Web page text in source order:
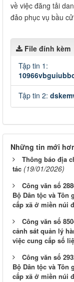
về việc đăng tải
đảo phục vụ bầu
File đính kèm
Tập tin 1:
Tập tin 2:
Những tin mới
Thông báo địa
tác (19/01/2026)
Công văn số
Bộ Dân tộc và Tôn
cấp xã ở miền núi
Công văn số
cảnh sát quản lý
việc cung cấp số
Công văn số
Bộ Dân tộc và Tôn
cấp xã ở miền núi